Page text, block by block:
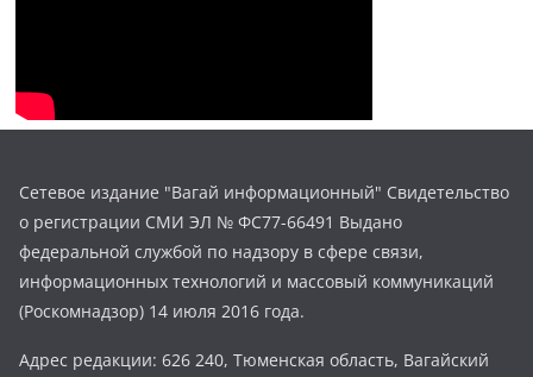
Сетевое издание "Вагай информационный" Свидетельство
о регистрации СМИ ЭЛ № ФС77-66491 Выдано
федеральной службой по надзору в сфере связи,
информационных технологий и массовый коммуникаций
(Роскомнадзор) 14 июля 2016 года.
Адрес редакции: 626 240, Тюменская область, Вагайский